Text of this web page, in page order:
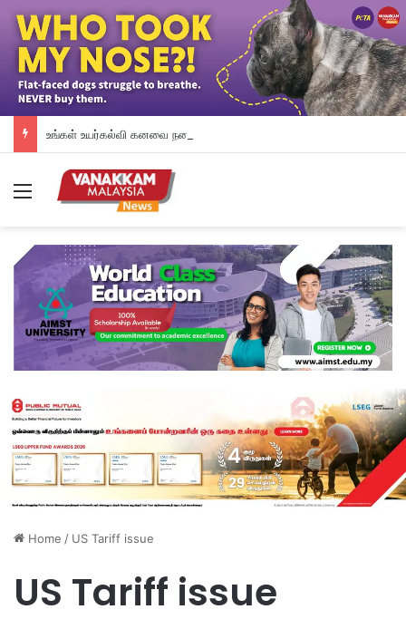
Menu
Home / US Tariff issue
US Tariff issue